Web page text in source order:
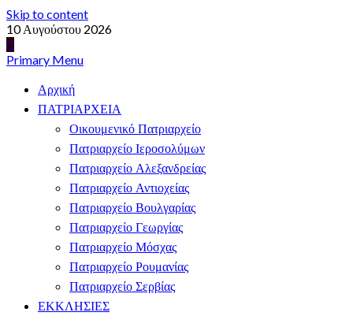
Skip to content
10 Αυγούστου 2026
Primary Menu
Αρχική
ΠΑΤΡΙΑΡΧΕΙΑ
Οικουμενικό Πατριαρχείο
Πατριαρχείο Ιεροσολύμων
Πατριαρχείο Αλεξανδρείας
Πατριαρχείο Αντιοχείας
Πατριαρχείο Βουλγαρίας
Πατριαρχείο Γεωργίας
Πατριαρχείο Μόσχας
Πατριαρχείο Ρουμανίας
Πατριαρχείο Σερβίας
ΕΚΚΛΗΣΙΕΣ